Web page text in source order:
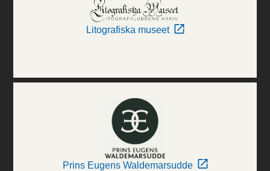
Litografiska museet
Prins Eugens Waldemarsudde